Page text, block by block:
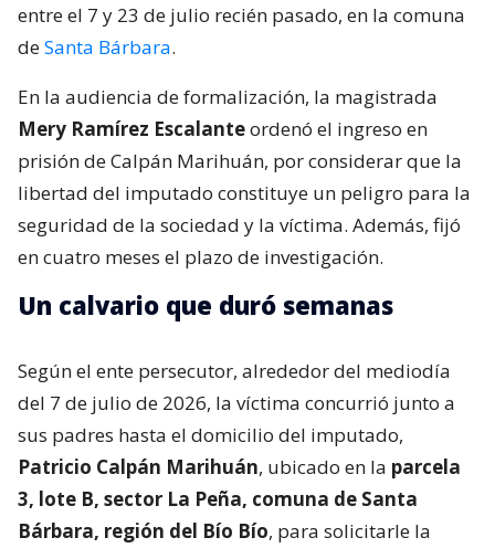
entre el 7 y 23 de julio recién pasado, en la comuna
deSanta Bárbara.
En la audiencia de formalización, la magistrada
Mery Ramírez Escalanteordenó el ingreso en
prisión de Calpán Marihuán, por considerar que la
libertad del imputado constituye un peligro para la
seguridad de la sociedad y la víctima. Además, fijó
en cuatro meses el plazo de investigación.
Un calvario que duró semanas
Según el ente persecutor, alrededor del mediodía
del 7 de julio de 2026, la víctima concurrió junto a
sus padres hasta el domicilio del imputado,
Patricio Calpán Marihuán, ubicado en la parcela
3, lote B, sector La Peña, comuna de Santa
Bárbara, región del Bío Bío, para solicitarle la